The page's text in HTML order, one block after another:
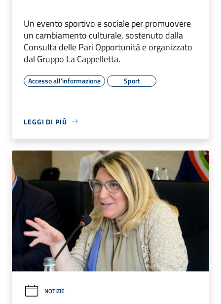
Un evento sportivo e sociale per promuovere
un cambiamento culturale, sostenuto dalla
Consulta delle Pari Opportunità e organizzato
dal Gruppo La Cappelletta.
Accesso all'informazione Sport
LEGGI DI PIÙ
NOTIZIE